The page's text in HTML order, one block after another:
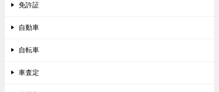
免許証
自動車
自転車
車査定